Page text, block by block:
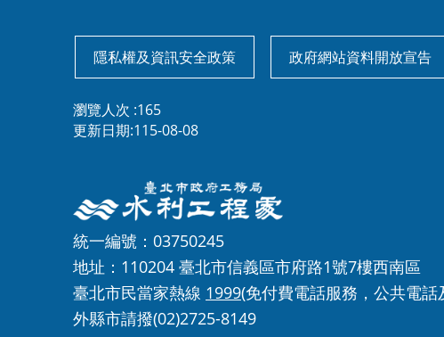
隱私權及資訊安全政策 政府網站資料開放宣告
瀏覽人次 165
更新日期 115-08-08
統一編號：03750245
地址：110204 臺北市信義區市府路1號7樓西南區
臺北市民當家熱線 1999(免付費電話服務，公共電話
外縣市請撥(02)2725-8149